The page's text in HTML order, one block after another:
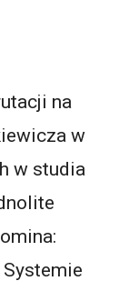
na
w
w studia